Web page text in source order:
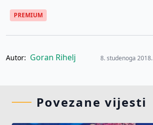
PREMIUM
Autor: Goran Rihelj 8. studenoga 2018.
Povezane vijesti